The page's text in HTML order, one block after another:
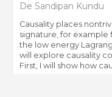
De Sandipan Kundu
Causality places
signature, for example
the low energy
will explore causality
First, I will show how